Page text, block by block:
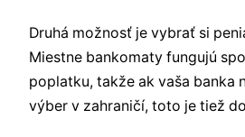
Druhá možnosť je vybrať si
Miestne bankomaty fungujú
poplatku, takže ak vaša banka
výber v zahraničí, toto je tiež